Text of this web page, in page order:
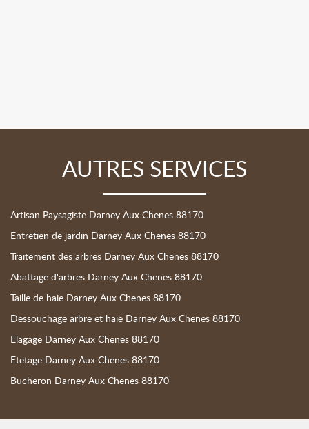
AUTRES SERVICES
Artisan Paysagiste Darney Aux Chenes 88170
Entretien de jardin Darney Aux Chenes 88170
Traitement des arbres Darney Aux Chenes 88170
Abattage d'arbres Darney Aux Chenes 88170
Taille de haie Darney Aux Chenes 88170
Dessouchage arbre et haie Darney Aux Chenes 88170
Elagage Darney Aux Chenes 88170
Etetage Darney Aux Chenes 88170
Bucheron Darney Aux Chenes 88170